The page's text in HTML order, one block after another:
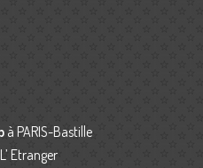
à PARIS-Bastille
Etranger